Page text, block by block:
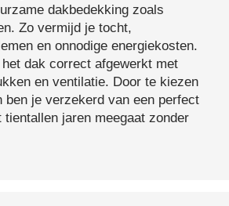
dakbedekking zoals
Zo vermijd je tocht,
en onnodige energiekosten.
dak correct afgewerkt met
en ventilatie. Door te kiezen
ben je verzekerd van een perfect
jaren meegaat zonder